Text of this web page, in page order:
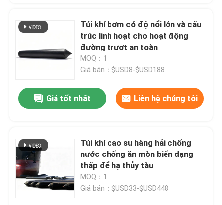
Túi khí bơm có độ nổi lớn và cấu
trúc linh hoạt cho hoạt động
đường trượt an toàn
MOQ：1
Giá bán：$USD8-$USD188
Giá tốt nhất Liên hệ chúng tôi
Túi khí cao su hàng hải chống
nước chống ăn mòn biến dạng
thấp để hạ thủy tàu
MOQ：1
Giá bán：$USD33-$USD448